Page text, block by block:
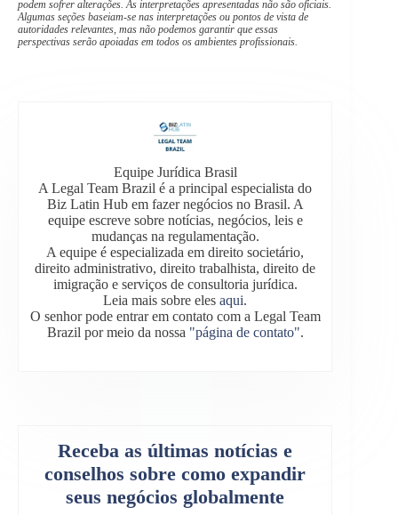
podem sofrer alterações. As interpretações apresentadas não são oficiais.
Algumas seções baseiam-se nas interpretações ou pontos de vista de
autoridades relevantes, mas não podemos garantir que essas
perspectivas serão apoiadas em todos os ambientes profissionais.
Equipe Jurídica Brasil
A Legal Team Brazil é a principal especialista do
Biz Latin Hub em fazer negócios no Brasil. A
equipe escreve sobre notícias, negócios, leis e
mudanças na regulamentação.
A equipe é especializada em direito societário,
direito administrativo, direito trabalhista, direito de
imigração e serviços de consultoria jurídica.
Leia mais sobre elesaqui.
O senhor pode entrar em contato com a Legal Team
Brazil por meio da nossa "página de contato".
Receba as últimas notícias e
conselhos sobre como expandir
seus negócios globalmente